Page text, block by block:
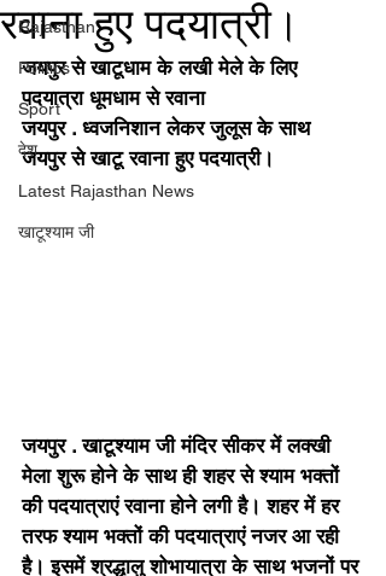
Rajasthan
Politics
Sport
देश
Latest Rajasthan News
खाटूश्याम जी
रवाना हुए पदयात्री।
जयपुर से खाटूधाम के लखी मेले के लिए
पदयात्रा धूमधाम से रवाना
जयपुर . ध्वजनिशान लेकर जुलूस के साथ
जयपुर से खाटू रवाना हुए पदयात्री।
जयपुर . खाटूश्याम जी मंदिर सीकर में लक्खी
मेला शुरू होने के साथ ही शहर से श्याम भक्तों
की पदयात्राएं रवाना होने लगी है। शहर में हर
तरफ श्याम भक्तों की पदयात्राएं नजर आ रही
है। इसमें श्रद्धालु शोभायात्रा के साथ भजनों पर